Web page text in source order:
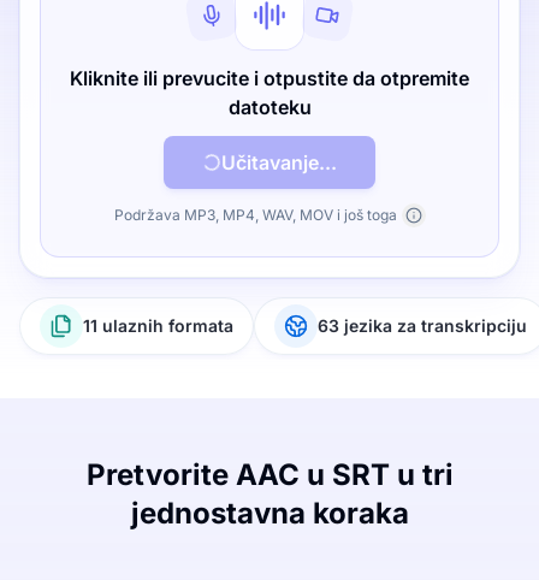
Kliknite ili prevucite i otpustite da otpremite
datoteku
Učitavanje...
Podržava MP3, MP4, WAV, MOV i još toga
11 ulaznih formata 63 jezika za transkripciju
Pretvorite AAC u SRT u tri
jednostavna koraka